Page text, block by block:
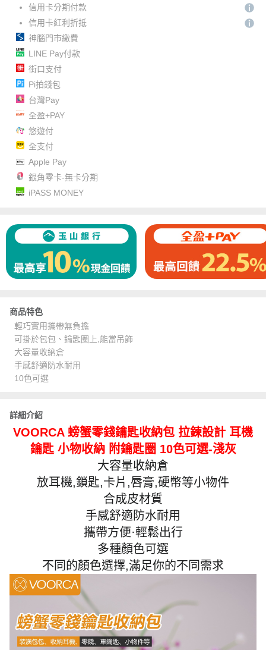
信用卡分期付款
信用卡紅利折抵
神腦門市繳費
LINE Pay付款
街口支付
Pi拍錢包
台灣Pay
全盈+PAY
悠遊付
全支付
Apple Pay
銀角零卡-無卡分期
iPASS MONEY
商品特色
輕巧實用攜帶無負擔
可掛於包包、鑰匙圈上,能當吊飾
大容量收納倉
手感舒適防水耐用
10色可選
詳細介紹
VOORCA 螃蟹零錢鑰匙收納包 拉鍊設計 耳機
鑰匙 小物收納 附鑰匙圈 10色可選-淺灰
大容量收納倉
放耳機,鎖匙,卡片,唇膏,硬幣等小物件
合成皮材質
手感舒適防水耐用
攜帶方便·輕鬆出行
多種顏色可選
不同的顏色選擇,滿足你的不同需求